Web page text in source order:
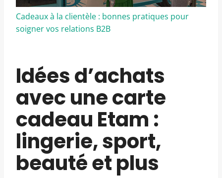
Cadeaux à la clientèle : bonnes pratiques pour
soigner vos relations B2B
Idées d’achats
avec une carte
cadeau Etam :
lingerie, sport,
beauté et plus